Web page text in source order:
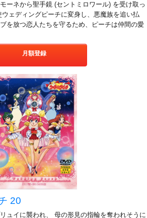
ーネから聖手鏡 (セントミロワール) を受け取っ
ェディングピーチに変身し、悪魔族を追い払
を放つ恋人たちを守るため、ピーチは仲間の愛
月額登録
20
ュイに襲われ、 母の形見の指輪を奪われそうに